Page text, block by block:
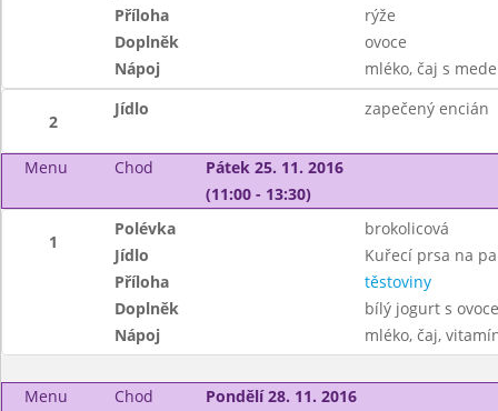
Příloha
rýže
Doplněk
ovoce
Nápoj
mléko, čaj s
2
Jídlo zapečený encián
Menu Chod
Pátek 25. 11. 2016
(11:00 - 13:30)
1
Polévka
brokolicová
Jídlo
Kuřecí prsa na
Příloha
těstoviny
Doplněk
bílý jogurt s
Nápoj
mléko, čaj,
Menu Chod
Pondělí 28. 11. 2016